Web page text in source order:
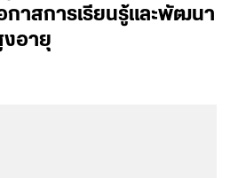
อกาสการเรียนรู้และพัฒนา
อายุ